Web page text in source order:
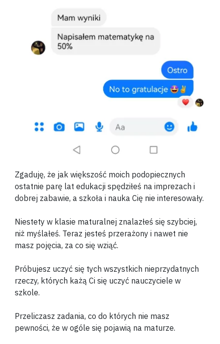
Zgaduję, że jak większość moich podopiecznych
ostatnie parę lat edukacji spędziłeś na imprezach i
dobrej zabawie, a szkoła i nauka Cię nie interesowały.
Niestety w klasie maturalnej znalazłeś się szybciej,
niż myślałeś. Teraz jesteś przerażony i nawet nie
masz pojęcia, za co się wziąć.
Próbujesz uczyć się tych wszystkich nieprzydatnych
rzeczy, których każą Ci się uczyć nauczyciele w
szkole.
Przeliczasz zadania, co do których nie masz
pewności, że w ogóle się pojawią na maturze.